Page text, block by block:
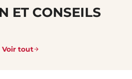
ET CONSEILS
Voir tout